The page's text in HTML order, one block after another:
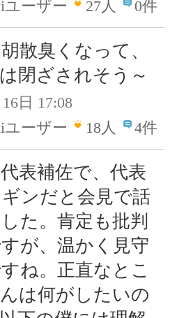
ユーザー
27人 0件
散臭くなって、
閉ざされそう～
日 17:08
ユーザー
18人 4件
表補佐で、代表
ンだと会見で話
た。肯定も批判
が、温かく見守
ね。正直なとこ
は何がしたいの